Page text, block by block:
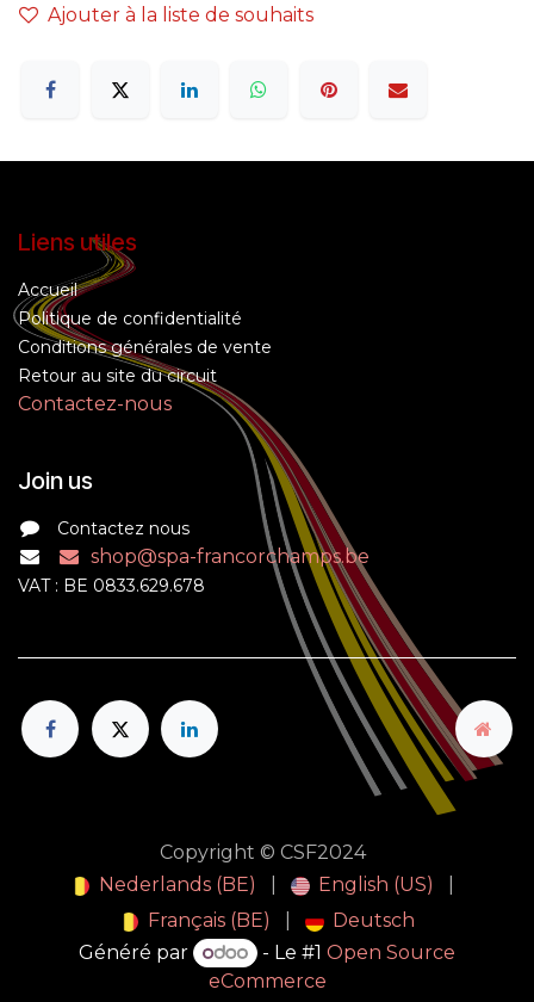
Ajouter à la liste de souhaits
Liens utiles
Accueil
Politique de confidentialité
Conditions générales de vente
Retour au site du circuit
Contactez-nous
Join us
Contactez nous
shop@spa-francorchamps.be
VAT : BE 0833.629.678
Copyright © CSF2024
Nederlands (BE)
English (US)
Français (BE)
Deutsch
Généré par
- Le #1Open Source
eCommerce